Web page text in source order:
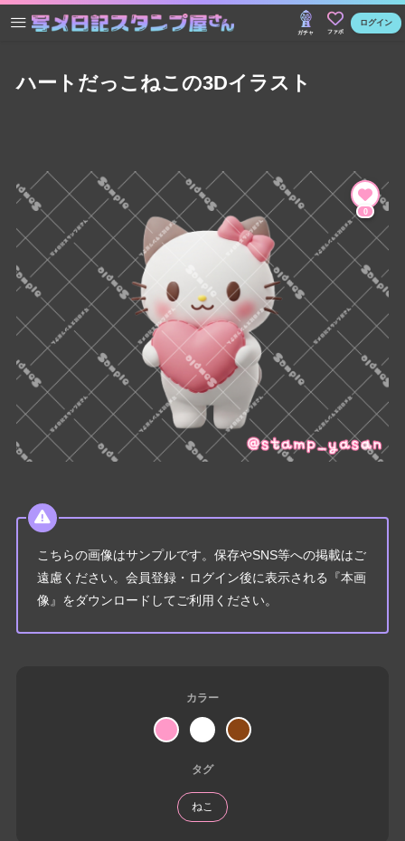
ガチャ ファボ
ログイン
ハートだっこねこの3Dイラスト
0
こちらの画像はサンプルです。保存やSNS等への掲載はご
遠慮ください。会員登録・ログイン後に表示される『本画
像』をダウンロードしてご利用ください。
カラー
タグ
ねこ